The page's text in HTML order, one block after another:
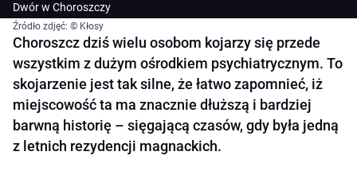
Dwór w Choroszczy
Źródło zdjęć: © Kłosy
Choroszcz dziś wielu osobom kojarzy się przede
wszystkim z dużym ośrodkiem psychiatrycznym. To
skojarzenie jest tak silne, że łatwo zapomnieć, iż
miejscowość ta ma znacznie dłuższą i bardziej
barwną historię – sięgającą czasów, gdy była jedną
z letnich rezydencji magnackich.